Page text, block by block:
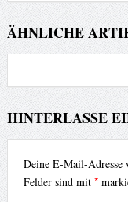
ÄHNLICHE
HINTERLASSE
Deine E-Mail-
Felder sind mit *